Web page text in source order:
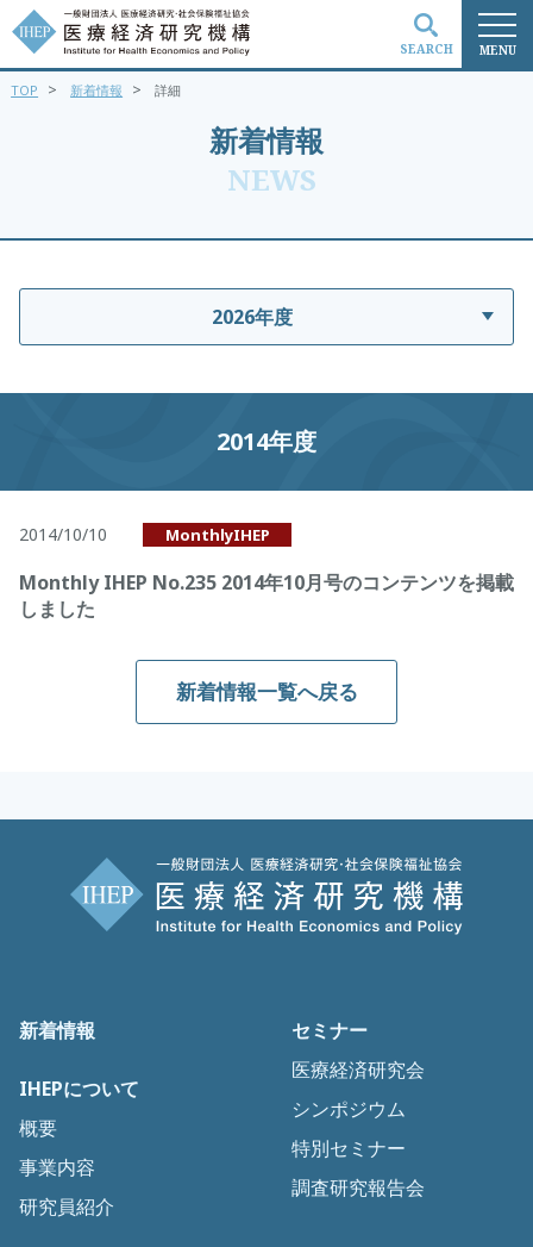
MENU
SEARCH
新着情報
NEWS
TOP > 新着情報 > 詳細
2026年度
2014年度
2014/10/10 MonthlyIHEP
Monthly IHEP No.235 2014年10月号のコンテンツを掲載
しました
新着情報一覧へ戻る
新着情報
IHEPについて
概要
事業内容
研究員紹介
セミナー
医療経済研究会
シンポジウム
特別セミナー
調査研究報告会